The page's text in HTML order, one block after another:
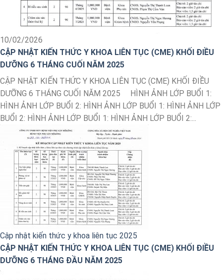
10/02/2026
CẬP NHẬT KIẾN THỨC Y KHOA LIÊN TỤC (CME) KHỐI ĐIỀU
DƯỠNG 6 THÁNG CUỐI NĂM 2025
CẬP NHẬT KIẾN THỨC Y KHOA LIÊN TỤC (CME) KHỐI ĐIỀU
DƯỠNG 6 THÁNG CUỐI NĂM 2025 HÌNH ẢNH LỚP BUỔI 1:
HÌNH ẢNH LỚP BUỔI 2: HÌNH ẢNH LỚP BUỔI 1: HÌNH ẢNH LỚP
BUỔI 2: HÌNH ẢNH LỚP BUỔI 1: HÌNH ẢNH LỚP BUỔI 2:...
Cập nhật kiến thức y khoa liên tục 2025
CẬP NHẬT KIẾN THỨC Y KHOA LIÊN TỤC (CME) KHỐI ĐIỀU
DƯỠNG 6 THÁNG ĐẦU NĂM 2025